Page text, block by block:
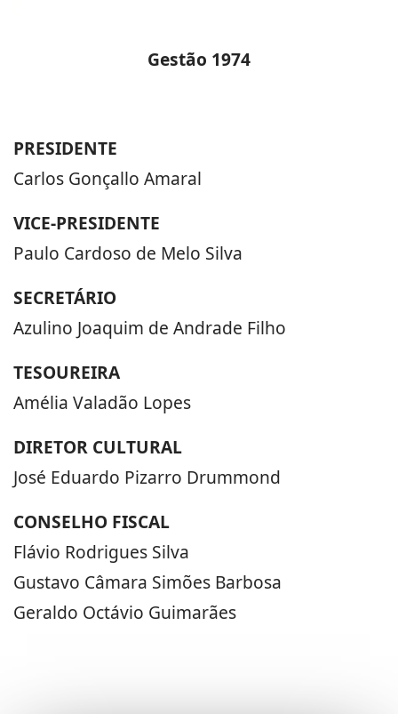
Gestão 1974
PRESIDENTE
Carlos Gonçallo Amaral
VICE-PRESIDENTE
Paulo Cardoso de Melo Silva
SECRETÁRIO
Azulino Joaquim de Andrade Filho
TESOUREIRA
Amélia Valadão Lopes
DIRETOR CULTURAL
José Eduardo Pizarro Drummond
CONSELHO FISCAL
Flávio Rodrigues Silva
Gustavo Câmara Simões Barbosa
Geraldo Octávio Guimarães